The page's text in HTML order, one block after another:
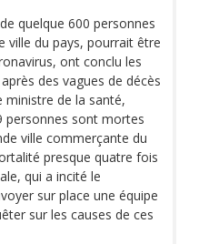
quelque 600 personnes
ville du pays, pourrait être
ont conclu les
des vagues de décès
ministre de la santé,
personnes sont mortes
ville commerçante du
presque quatre fois
qui a incité le
sur place une équipe
sur les causes de ces